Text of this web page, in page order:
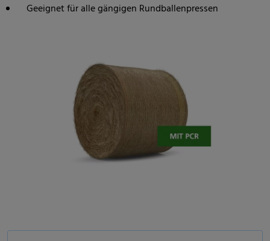
Geeignet für alle gängigen Rundballenpressen